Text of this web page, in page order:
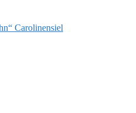
Carolinensiel